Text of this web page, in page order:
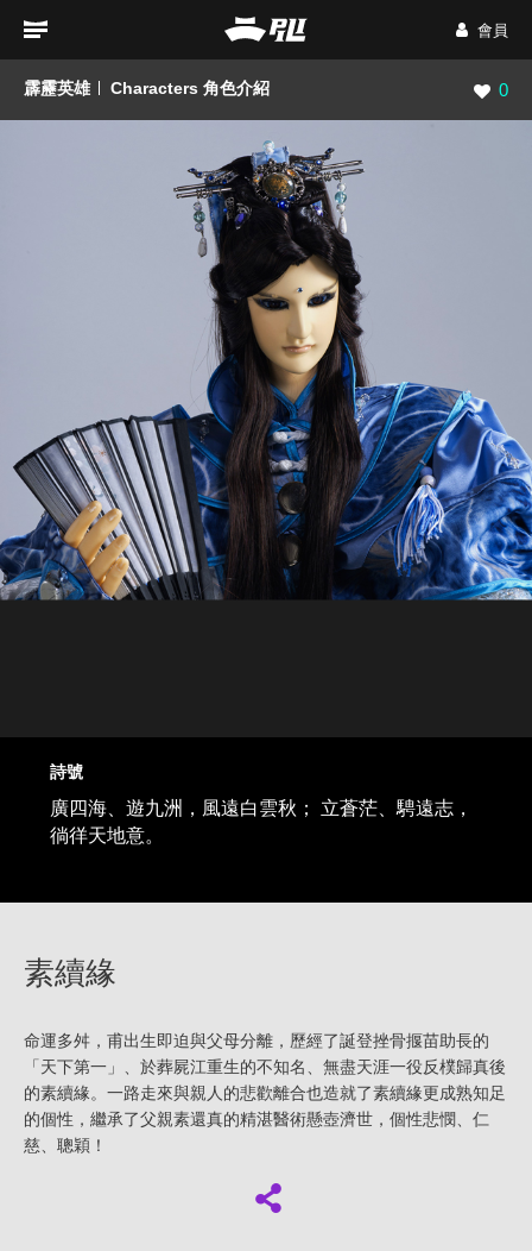
會員
霹靂英雄 Characters 角色介紹 瀏覽
0
詩號
廣四海、遊九洲，風遠白雲秋； 立蒼茫、騁遠志，
徜徉天地意。
素續緣
命運多舛，甫出生即迫與父母分離，歷經了誕登挫骨揠苗助長的
「天下第一」、於葬屍江重生的不知名、無盡天涯一役反樸歸真後
的素續緣。一路走來與親人的悲歡離合也造就了素續緣更成熟知足
的個性，繼承了父親素還真的精湛醫術懸壺濟世，個性悲憫、仁
慈、聰穎！